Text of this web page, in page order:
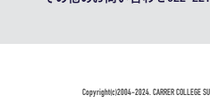
Copyright(c)2004-2024. CARRER COLLEGE